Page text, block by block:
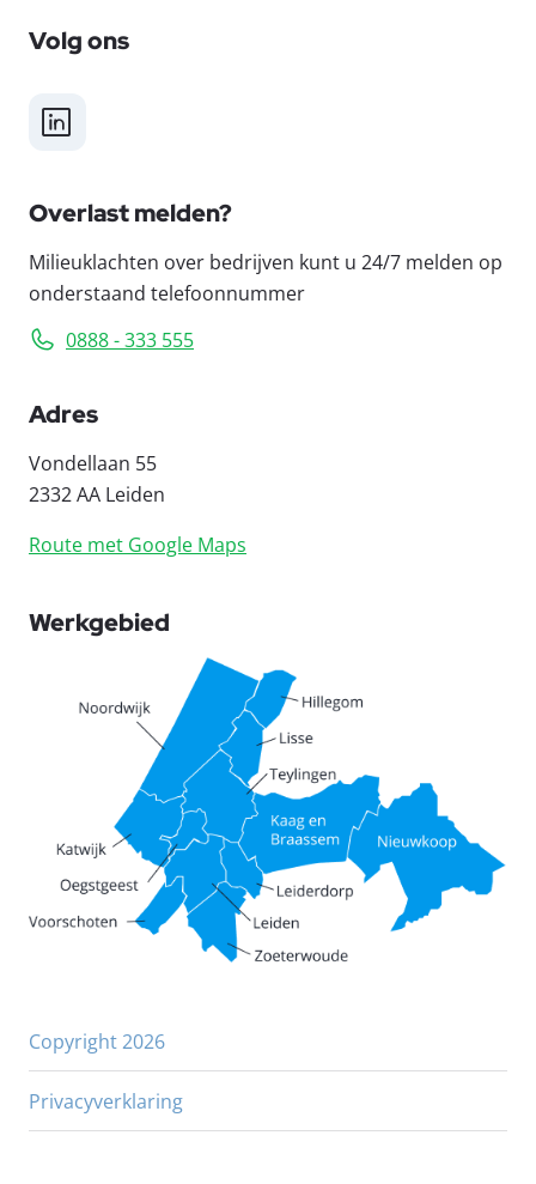
Volg ons
LinkedIn
Overlast melden?
Milieuklachten over bedrijven kunt u 24/7 melden op
onderstaand telefoonnummer
0888 - 333 555
Adres
Vondellaan 55
2332 AA Leiden
Route met Google Maps
Werkgebied
Copyright 2026
Privacyverklaring